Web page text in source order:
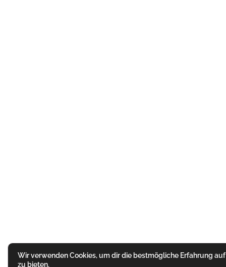
Wir verwenden Cookies, um dir die bestmögliche Erfahrung
zu bieten.